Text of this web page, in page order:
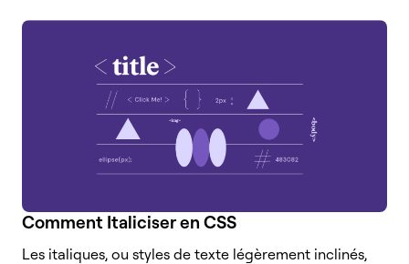
Comment Italiciser en CSS
Les italiques, ou styles de texte légèrement inclinés,